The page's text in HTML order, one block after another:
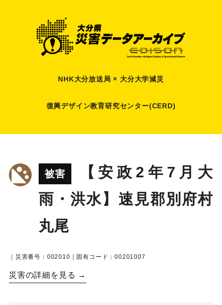
NHK大分放送局 × 大分大学減災
復興デザイン教育研究センター(CERD)
被害
【安政2年7月大
雨・洪水】速見郡別府村
丸尾
｜災害番号：002010｜固有コード：00201007
災害の詳細を見る →